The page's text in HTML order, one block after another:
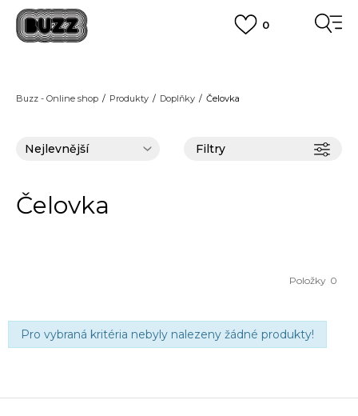
0
pro objednávky nad 2.500 Kč (neplatí pro Click&Collect)
Buzz - Online shop Produkty Doplňky Čelovka
Filtry
Čelovka
0
Položky
Pro vybraná kritéria nebyly nalezeny žádné produkty!